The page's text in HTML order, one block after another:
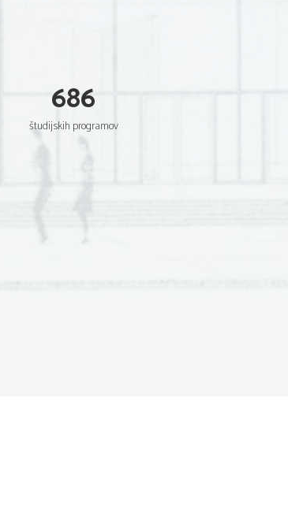
junija 2022 in se uporablja od
686
študijskih programov